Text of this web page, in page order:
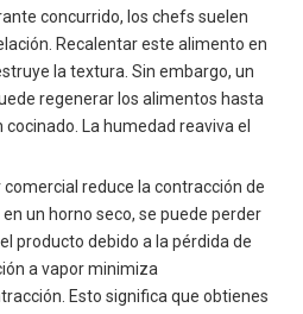
concurrido, los chefs suelen
Recalentar este alimento en
la textura. Sin embargo, un
regenerar los alimentos hasta
La humedad reaviva el
reduce la contracción de
un horno seco, se puede perder
producto debido a la pérdida de
a vapor minimiza
Esto significa que obtienes